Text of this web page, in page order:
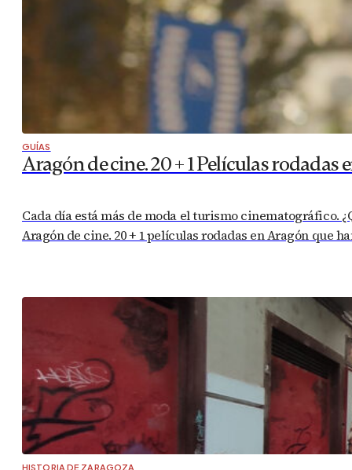
GUÍAS
Aragón de cine. 20 + 1 Películas rodadas
Cada día está más de moda el turismo cinematográfico.
Aragón de cine. 20 + 1 películas rodadas en Aragón que
HISTORIA DE ZARAGOZA